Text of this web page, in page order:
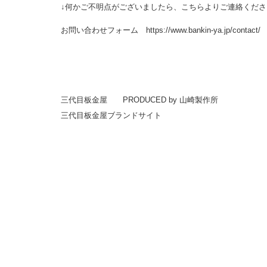
↓何かご不明点がございましたら、こちらよりご連絡くだ
お問い合わせフォーム https://www.bankin-ya.jp/contact/
三代目板金屋 PRODUCED by 山崎製作所
三代目板金屋ブランドサイト